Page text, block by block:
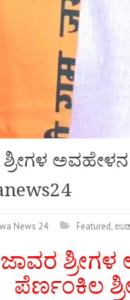
ಅವಹೇಳನ
News 24 Featured,
ಶ್ರೀಗಳ
ಪೆರ್ಣಂಕಿಲ